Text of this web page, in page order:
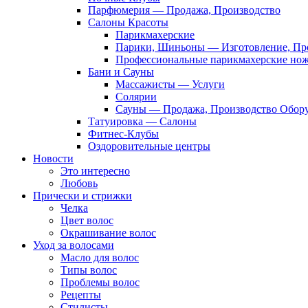
Парфюмерия — Продажа, Производство
Салоны Красоты
Парикмахерские
Парики, Шиньоны — Изготовление,
Профессиональные парикмахерские
Бани и Сауны
Массажисты — Услуги
Солярии
Сауны — Продажа, Производство
Татуировка — Салоны
Фитнес-Клубы
Оздоровительные центры
Новости
Это интересно
Любовь
Прически и стрижки
Челка
Цвет волос
Окрашивание волос
Уход за волосами
Масло для волос
Типы волос
Проблемы волос
Рецепты